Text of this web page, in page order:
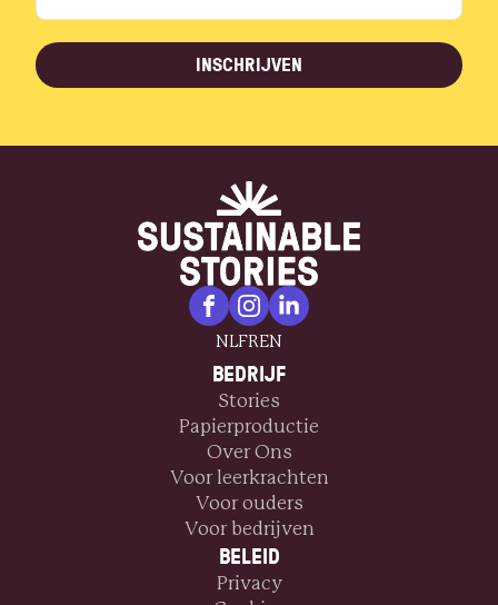
INSCHRIJVEN
NLFREN
BEDRIJF
Stories
Papierproductie
Over Ons
Voor leerkrachten
Voor ouders
Voor bedrijven
BELEID
Privacy